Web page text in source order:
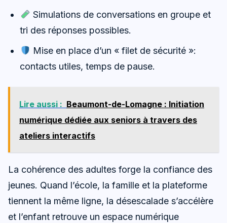
Simulations de conversations en groupe et
tri des réponses possibles.
Mise en place d’un « filet de sécurité »:
contacts utiles, temps de pause.
Lire aussi : Beaumont-de-Lomagne : Initiation
numérique dédiée aux seniors à travers des
ateliers interactifs
La cohérence des adultes forge la confiance des
jeunes. Quand l’école, la famille et la plateforme
tiennent la même ligne, la désescalade s’accélère
et l’enfant retrouve un espace numérique